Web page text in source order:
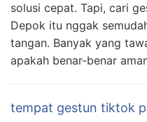
solusi cepat. Tapi, cari
Depok itu nggak
tangan. Banyak yang
apakah benar-benar
tempat gestun tiktok